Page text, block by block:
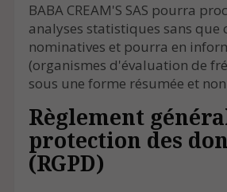
BABA CREAM'S SAS pourra
analyses statistiques sans que
nominatives et pourra en
(organismes d'évaluation de
sous une forme résumée et
Règlement
protection des
(RGPD)